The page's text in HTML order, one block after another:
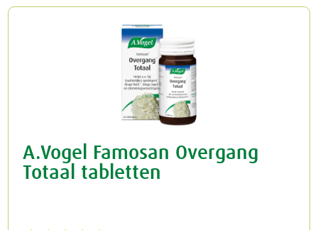
A.Vogel Famosan Overgang
Totaal tabletten